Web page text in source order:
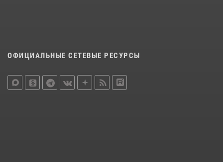
ОФИЦИАЛЬНЫЕ СЕТЕВЫЕ РЕСУРСЫ